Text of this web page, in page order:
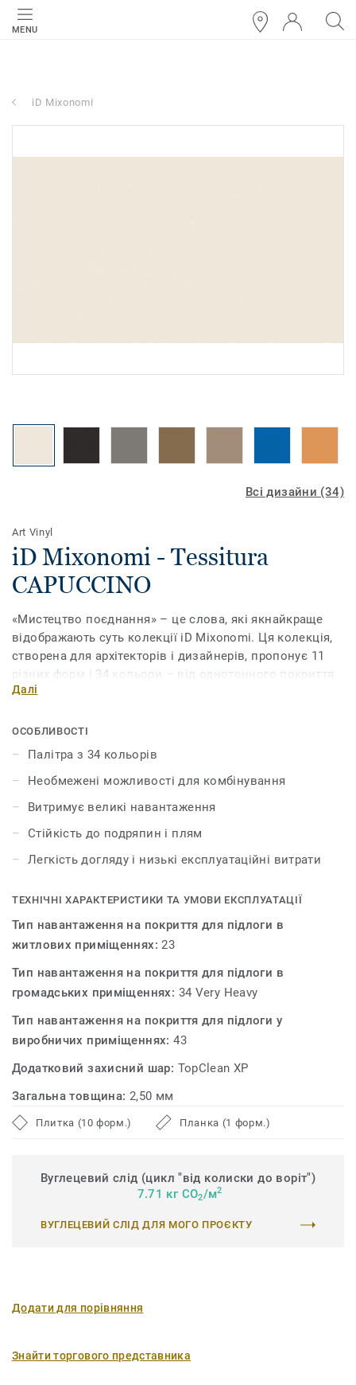
MENU
iD Mixonomi
Всі дизайни (34)
Art Vinyl
iD Mixonomi - Tessitura
CAPUCCINO
«Мистецтво поєднання» – це слова, які якнайкраще
відображають суть колекції iD Mixonomi. Ця колекція,
створена для архітекторів і дизайнерів, пропонує 11
різних форм і 34 кольори – від однотонного покриття
до складних композицій. Ви можете грати з відтінками
проектами на новий рівень. У квітні 2017 року
колекція iD Mixonomi була відзначена престижною
премією Red Dot Award у номінації «Дизайн продукту».
Далі
ОСОБЛИВОСТІ
Палітра з 34 кольорів
Необмежені можливості для комбінування
Витримує великі навантаження
Стійкість до подряпин і плям
Легкість догляду і низькі експлуатаційні витрати
ТЕХНІЧНІ ХАРАКТЕРИСТИКИ ТА УМОВИ ЕКСПЛУАТАЦІЇ
Тип навантаження на покриття для підлоги в
житлових приміщеннях:23
Тип навантаження на покриття для підлоги в
громадських приміщеннях: 34 Very Heavy
Тип навантаження на покриття для підлоги у
виробничих приміщеннях:43
Додатковий захисний шар: TopClean XP
Загальна товщина: 2,50 мм
Плитка (10 форм.) Планка (1 форм.)
Вуглецевий слід (цикл "від колиски до воріт")
7.71 кг CO2/м2
ВУГЛЕЦЕВИЙ СЛІД ДЛЯ МОГО ПРОЄКТУ
Додати для порівняння
Знайти торгового представника